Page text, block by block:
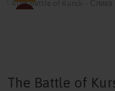
The Battle of